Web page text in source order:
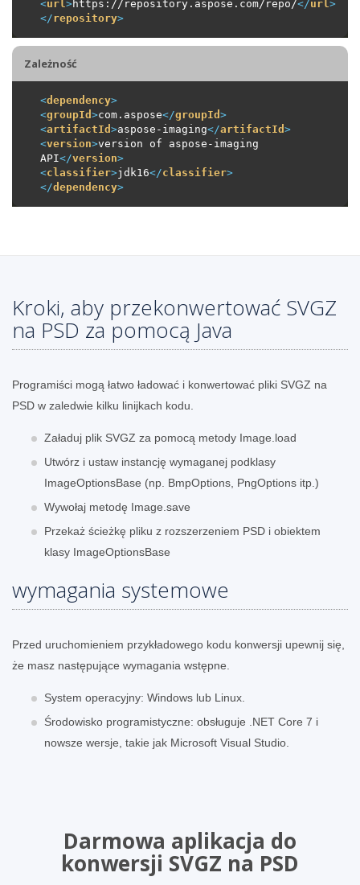
<url >https://repository.aspose.com/repo/</url >
</repository>
Zależność
<dependency>
<groupId >com.aspose</groupId >
<artifactId >aspose-imaging</artifactId >
<version>version of aspose-imaging
API</version>
<classifier>jdk16</classifier>
</dependency>
Kroki, aby przekonwertować SVGZ
na PSD za pomocą Java
Programiści mogą łatwo ładować i konwertować pliki SVGZ na
PSD w zaledwie kilku linijkach kodu.
Załaduj plik SVGZ za pomocą metody Image.load
Utwórz i ustaw instancję wymaganej podklasy
ImageOptionsBase (np. BmpOptions, PngOptions itp.)
Wywołaj metodę Image.save
Przekaż ścieżkę pliku z rozszerzeniem PSD i obiektem
klasy ImageOptionsBase
wymagania systemowe
Przed uruchomieniem przykładowego kodu konwersji upewnij się,
że masz następujące wymagania wstępne.
System operacyjny: Windows lub Linux.
Środowisko programistyczne: obsługuje .NET Core 7 i
nowsze wersje, takie jak Microsoft Visual Studio.
Darmowa aplikacja do
konwersji SVGZ na PSD